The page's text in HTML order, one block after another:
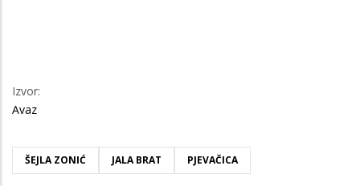
Izvor:
Avaz
ŠEJLA ZONIĆ JALA BRAT PJEVAČICA